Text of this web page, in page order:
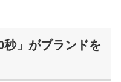
」がブランドを